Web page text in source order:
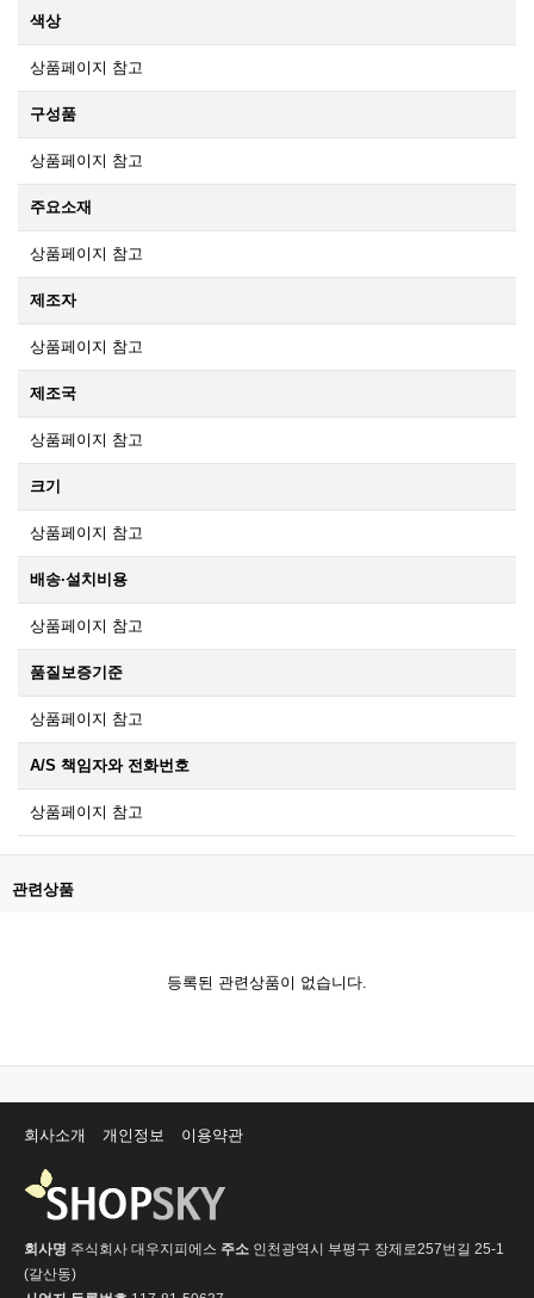
색상
상품페이지 참고
구성품
상품페이지 참고
주요소재
상품페이지 참고
제조자
상품페이지 참고
제조국
상품페이지 참고
크기
상품페이지 참고
배송·설치비용
상품페이지 참고
품질보증기준
상품페이지 참고
A/S 책임자와 전화번호
상품페이지 참고
관련상품
등록된 관련상품이 없습니다.
회사소개 개인정보 이용약관
회사명 주식회사 대우지피에스 주소 인천광역시 부평구 장제로257번길 25-1
(갈산동)